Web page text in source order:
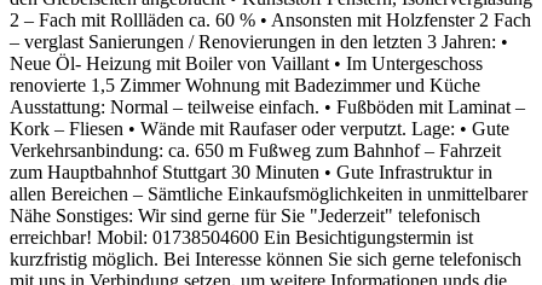
2 – Fach mit Rollläden ca. 60 % • Ansonsten mit Holzfenster 2 Fach
– verglast Sanierungen / Renovierungen in den letzten 3 Jahren: •
Neue Öl- Heizung mit Boiler von Vaillant • Im Untergeschoss
renovierte 1,5 Zimmer Wohnung mit Badezimmer und Küche
Ausstattung: Normal – teilweise einfach. • Fußböden mit Laminat –
Kork – Fliesen • Wände mit Raufaser oder verputzt. Lage: • Gute
Verkehrsanbindung: ca. 650 m Fußweg zum Bahnhof – Fahrzeit
zum Hauptbahnhof Stuttgart 30 Minuten • Gute Infrastruktur in
allen Bereichen – Sämtliche Einkaufsmöglichkeiten in unmittelbarer
Nähe Sonstiges: Wir sind gerne für Sie "Jederzeit" telefonisch
erreichbar! Mobil: 01738504600 Ein Besichtigungstermin ist
kurzfristig möglich. Bei Interesse können Sie sich gerne telefonisch
mit uns in Verbindung setzen, um weitere Informationen unds die